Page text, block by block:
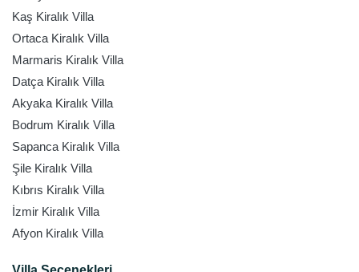
Kaş Kiralık Villa
Ortaca Kiralık Villa
Marmaris Kiralık Villa
Datça Kiralık Villa
Akyaka Kiralık Villa
Bodrum Kiralık Villa
Sapanca Kiralık Villa
Şile Kiralık Villa
Kıbrıs Kiralık Villa
İzmir Kiralık Villa
Afyon Kiralık Villa